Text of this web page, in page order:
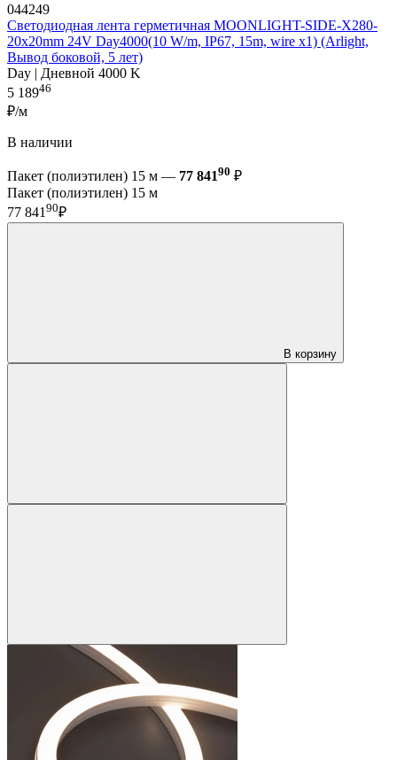
044249
Светодиодная лента герметичная MOONLIGHT-SIDE-X280-
20x20mm 24V Day4000(10 W/m, IP67, 15m, wire x1) (Arlight,
Вывод боковой, 5 лет)
Day | Дневной 4000 K
5 18946
₽/м
В наличии
Пакет (полиэтилен) 15 м — 77 84190 ₽
Пакет (полиэтилен) 15 м
77 84190₽
В корзину